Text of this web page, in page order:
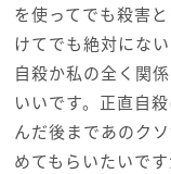
を使ってでも殺害
けてでも絶対にな
自殺か私の全く関
いいです。正直自
んだ後まであのク
めてもらいたいで